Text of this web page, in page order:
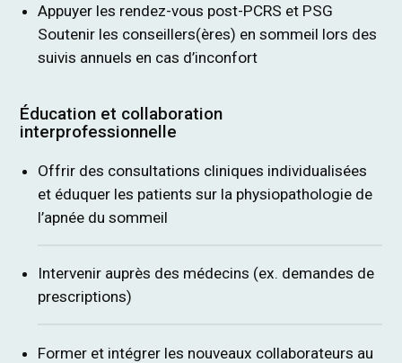
Appuyer les rendez-vous post-PCRS et PSG
Soutenir les conseillers(ères) en sommeil lors des
suivis annuels en cas d’inconfort
Éducation et collaboration
interprofessionnelle
Offrir des consultations cliniques individualisées
et éduquer les patients sur la physiopathologie de
l’apnée du sommeil
Intervenir auprès des médecins (ex. demandes de
prescriptions)
Former et intégrer les nouveaux collaborateurs au